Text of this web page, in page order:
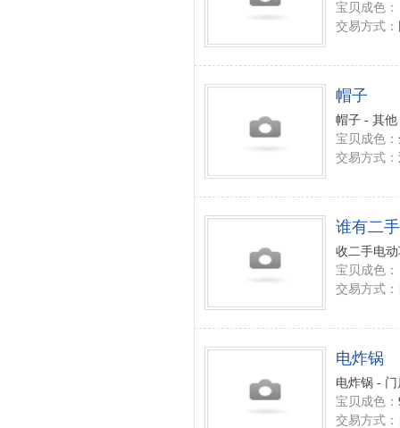
宝贝成色：
交易方式：
帽子
帽子 - 其他
宝贝成色：
交易方式：
谁有二
收二手电
宝贝成色：
交易方式：
电炸锅
电炸锅 -
宝贝成色：
交易方式：